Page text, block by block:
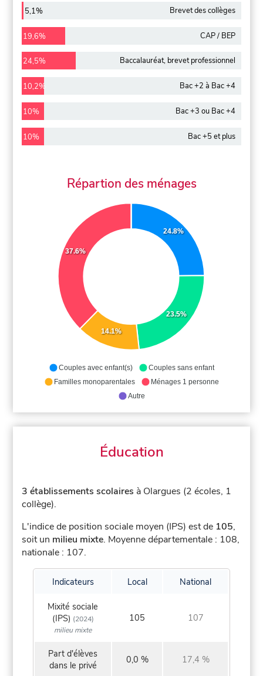
5,1% Brevet des collèges
19,6% CAP / BEP
24,5% Baccalauréat, brevet professionnel
10,2% Bac +2 à Bac +4
10% Bac +3 ou Bac +4
10% Bac +5 et plus
Répartion des ménages
24.8%
23.5%
14.1%
37.6%
Couples avec enfant(s)
Couples sans enfant
Familles monoparentales
Ménages 1 personne
Autre
Éducation
3 établissements scolaires à Olargues (2 écoles, 1
collège).
L'indice de position sociale moyen (IPS) est de 105,
soit un milieu mixte. Moyenne départementale : 108,
nationale : 107.
Indicateurs Local National
Mixité sociale
(IPS) (2024)
milieu mixte
105 107
Part d'élèves
dans le privé
0,0 % 17,4 %